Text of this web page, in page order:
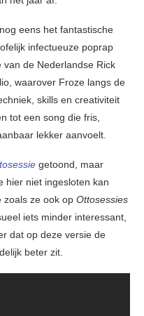
eens het fantastische
infectueuze poprap
de Nederlandse Rick
waarover Froze langs de
skills en creativiteit
tot een song die fris,
lekker aanvoelt.
getoond, maar
hier niet ingesloten kan
zoals ze ook op Ottosessies
iets minder interessant,
dat op deze versie de
beter zit.